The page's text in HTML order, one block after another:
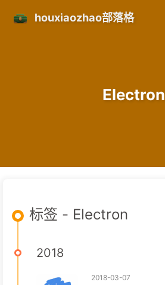
houxiaozhao部落格
Electron
标签 - Electron
2018
2018-03-07